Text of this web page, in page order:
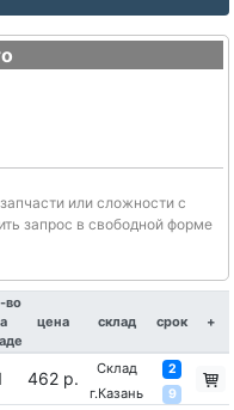
или сложности с
запрос в свободной форме
во
цена склад срок +
462 р.
Склад
г.Казань
2
9